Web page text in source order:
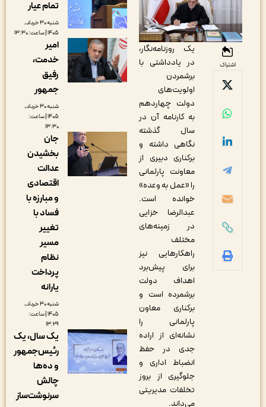
یک روزنامه‌نگار،
در یادداشتی با
برشمردن
اولویت‌های
دولت چهاردهم
به کارنامه آن در
سال گذشته
نگاهی داشته و
برکناری دبیری از
معاونت پارلمانی
را «عمل به وعده»
خوانده است.
عبدالرضا خزایی
در زمینه‌های
راهکارهایی نیز
برای پیش‌برد
اهداف دولت
برشمرده است و
برکناری معاون
پارلمانی را
نشانه‌ای از اراده
جدی در حفظ
انضباط اداری و
جلوگیری از بروز
تخلفات مدیریتی
تمام عیار
شنبه ۳۰ خرداد,
خدمت،
رفیق
شنبه ۳۰ خرداد,
۱۴۰۵ | ساعت:
جان
بخشیدن
عدالت
اقتصادی
و مبارزه با
پرداخت
شنبه ۳۰ خرداد,
۱۴۰۵ | ساعت:
یک سال، یک
رئیس‌جمهور
و ده‌ها
سرنوشت‌ساز